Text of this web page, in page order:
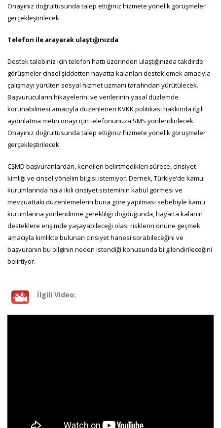
Onayınız doğrultusunda talep ettiğiniz hizmete yönelik görüşmeler
gerçekleştirilecek.
Telefon ile arayarak ulaştığınızda
Destek talebiniz için telefon hattı üzerinden ulaştığınızda takdirde
görüşmeler cinsel şiddetten hayatta kalanları desteklemek amacıyla
çalışmayı yürüten sosyal hizmet uzmanı tarafından yürütülecek.
Başvurucuların hikayelerini ve verilerinin yasal düzlemde
korunabilmesi amacıyla düzenlenen KVKK politikası hakkında ilgili
aydınlatma metni onayı için telefonunuza SMS yönlendirilecek.
Onayınız doğrultusunda talep ettiğiniz hizmete yönelik görüşmeler
gerçekleştirilecek.
CŞMD başvuranlardan, kendileri belirtmedikleri sürece, cinsiyet
kimliği ve cinsel yönelim bilgisi istemiyor. Dernek, Türkiye’de kamu
kurumlarında hala ikili cinsiyet sisteminin kabul görmesi ve
mevzuattaki düzenlemelerin buna göre yapılması sebebiyle kamu
kurumlarına yönlendirme gerekliliği doğduğunda, hayatta kalanın
desteklere erişimde yaşayabileceği olası risklerin önüne geçmek
amacıyla kimlikte bulunan cinsiyet hanesi sorabileceğini ve
başvuranın bu bilginin neden istendiği konusunda bilgilendirileceğini
belirtiyor.
İlgili Video: